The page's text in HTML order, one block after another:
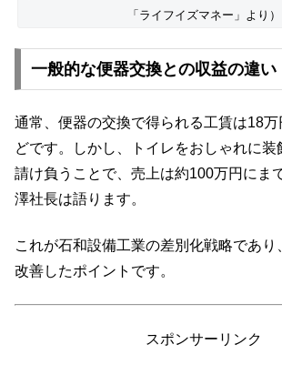
「ライフイズマネー」より）
一般的な便器交換との収益の違い
通常、便器の交換で得られる工賃は18
どです。しかし、トイレをおしゃれに装
請け負うことで、売上は約100万円にま
澤社長は語ります。
これが石和設備工業の差別化戦略であり
改善したポイントです。
スポンサーリンク